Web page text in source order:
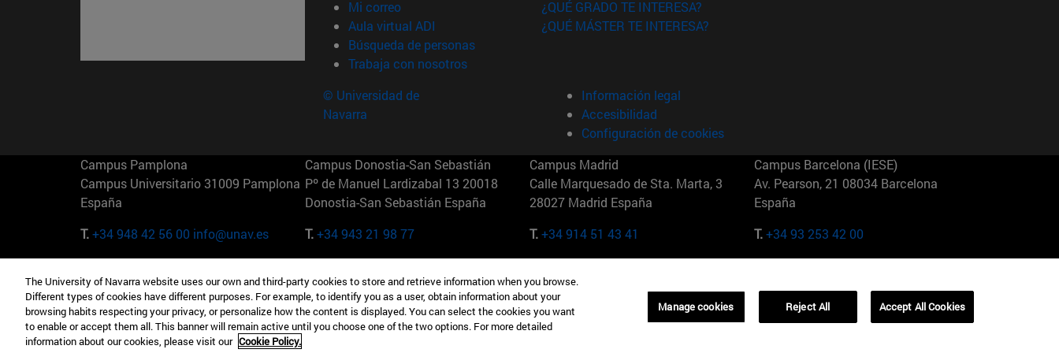
Mi correo(abre en nueva ventana)
Aula virtual ADI (abre en nueva ventana)
Búsqueda de personas(abre en nueva ventana)
Trabaja con nosotros(abre en nueva ventana)
¿QUÉ GRADO TE INTERESA?
¿QUÉ MÁSTER TE INTERESA?
© Universidad de
Navarra
Información legal
Accesibilidad
Configuración de cookies
Campus Pamplona
Campus Universitario 31009 Pamplona
España
T.+34 948 42 56 00 info@unav.es
Campus Donostia-San Sebastián
Pº de Manuel Lardizabal 13 20018
Donostia-San Sebastián España
T.+34 943 21 98 77
Campus Madrid
Calle Marquesado de Sta. Marta, 3
28027 Madrid España
T.+34 914 51 43 41
Campus Barcelona (IESE)
Av. Pearson, 21 08034 Barcelona
España
T.+34 93 253 42 00
Camino del Cerro Águila 3 28023
Madrid España
T.+34 912 11 30 00
165 W 57th St 10019-2201 Nueva York
EE.UU
T.+1 646 346 8850
Maria-Theresia-Straße 15 81675
Múnich Alemania
T.+49 89 24209790
01321001 Bela Vista Brasil
The University of Navarra website uses our own and third-party cookies to store and retrieve information when you browse.
Different types of cookies have different purposes. For example, to identify you as a user, obtain information about your
browsing habits respecting your privacy, or personalize how the content is displayed. You can select the cookies you want
to enable or accept them all. This banner will remain active until you choose one of the two options. For more detailed
information about our cookies, please visit our Cookie Policy.
Manage cookies Reject All Accept All Cookies